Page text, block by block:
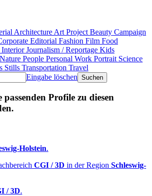
Architecture Art Project Beauty Campaign
Editorial Fashion Film Food
InteriorJournalism / Reportage Kids
Nature People Personal Work Portrait Science
Stills Transportation Travel
Eingabe löschen
Profile zu diesen
Holstein.
CGI / 3D in der Region Schleswig-
/ 3D.